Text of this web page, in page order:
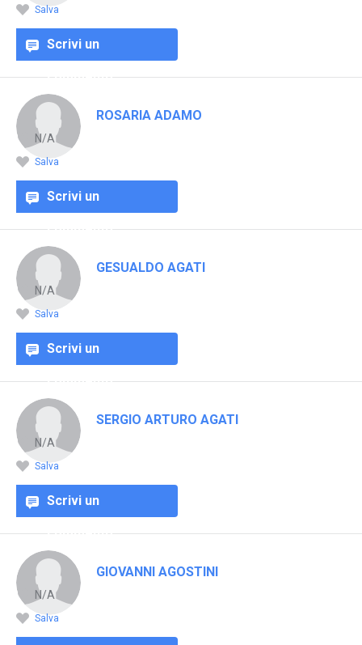
Salva
Scrivi un
commento
ROSARIA ADAMO
N/A
Salva
Scrivi un
commento
GESUALDO AGATI
N/A
Salva
Scrivi un
commento
SERGIO ARTURO AGATI
N/A
Salva
Scrivi un
commento
GIOVANNI AGOSTINI
N/A
Salva